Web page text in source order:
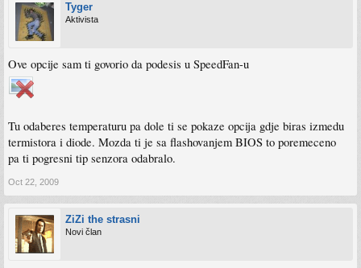
Tyger
Aktivista
Ove opcije sam ti govorio da podesis u SpeedFan-u
Tu odaberes temperaturu pa dole ti se pokaze opcija gdje biras izmedu
termistora i diode. Mozda ti je sa flashovanjem BIOS to poremeceno
pa ti pogresni tip senzora odabralo.
Oct 22, 2009
ZiZi the strasni
Novi član